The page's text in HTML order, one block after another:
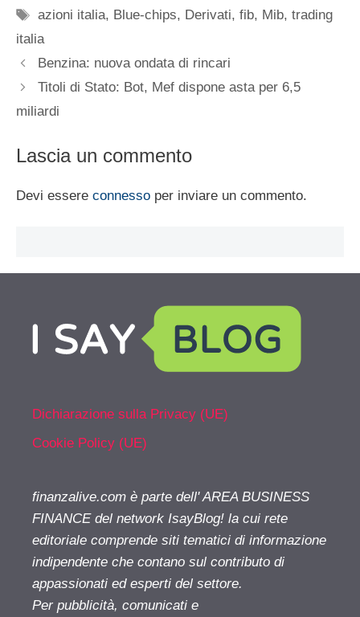
Tag
azioni italia, Blue-chips, Derivati,fib, Mib,trading
italia
Benzina: nuova ondata di rincari
Titoli di Stato: Bot, Mef dispone asta per 6,5
miliardi
Lascia un commento
Devi essere connesso per inviare un commento.
Dichiarazione sulla Privacy (UE)
Cookie Policy (UE)
finanzalive.com è parte dell' AREA BUSINESS
FINANCE del network IsayBlog! la cui rete
editoriale comprende siti tematici di informazione
indipendente che contano sul contributo di
appassionati ed esperti del settore.
Per pubblicità, comunicati e